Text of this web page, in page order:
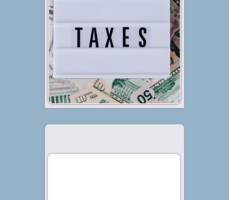
Terdapat jenis-jenis pajak UMKM
yang wajib dibayar oleh para
pelaku usaha. Berikut adalah
beberapa di antaranya. UMKM
telah sejak lama menjadi
pahlawan ekonomi bagi bangsa
Indonesia. Hal ini dikarenakan,
keberadaan UMKM cukup...
Baca Selengkapnya »